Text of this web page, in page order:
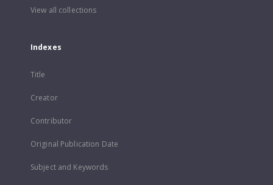
View all collections
Indexes
Title
Creator
Contributor
Original Publication Date
Subject and Keywords